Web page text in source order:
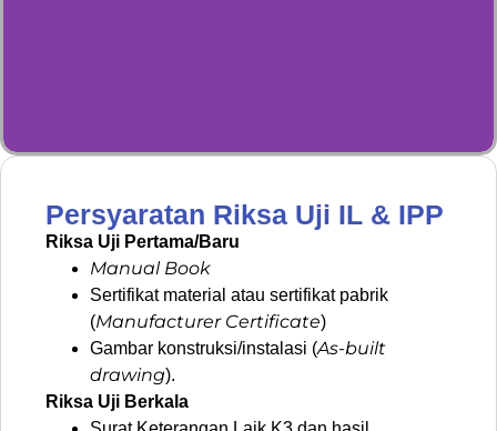
Persyaratan Riksa Uji IL & IPP
Riksa Uji Pertama/Baru
Manual Book
Sertifikat material atau sertifikat pabrik
(Manufacturer Certificate)
Gambar konstruksi/instalasi (As-built
drawing).
Riksa Uji Berkala